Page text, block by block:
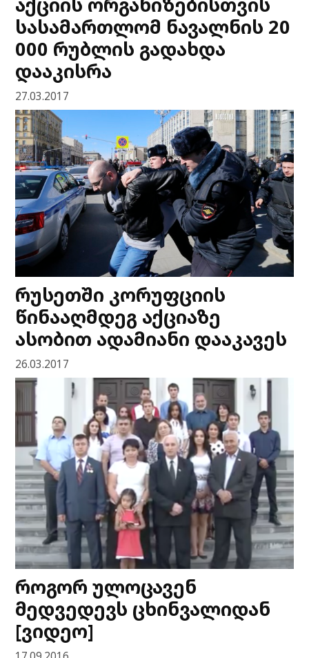
სასამართლომ ნავალნის 20
000 რუბლის გადახდა
დააკისრა
27.03.2017
რუსეთში კორუფციის
წინააღმდეგ აქციაზე
ასობით ადამიანი დააკავეს
26.03.2017
როგორ ულოცავენ
მედვედევს ცხინვალიდან
[ვიდეო]